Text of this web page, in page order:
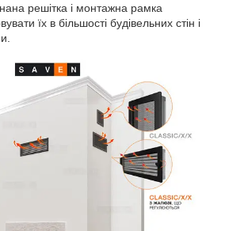
решітка і монтажна рамка
їх в більшості будівельних стін і